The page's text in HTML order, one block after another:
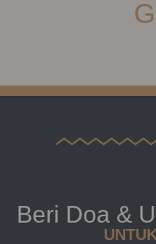
Beri Doa &